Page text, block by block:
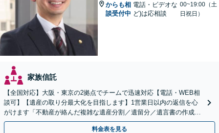
からも相
談受付中
電話・ビデオな
ど)は応相談
00~19:00（土
日祝日）
家族信託
【全国対応】大阪・東京の2拠点でチームで迅速対応【電話・WEB相
談可】【遺産の取り分最大化を目指します】1営業日以内の返信を心
がけます「不動産が絡んだ複雑な遺産分割／遺留分／遺言書の作成・
執行／事業承継など、お任せください」【休日相談あり】
料金表を見る